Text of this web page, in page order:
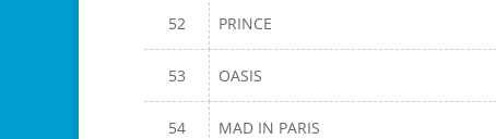
52 PRINCE
53 OASIS
54 MAD IN PARIS